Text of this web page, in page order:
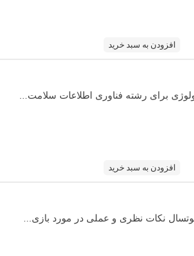
افزودن به سبد خرید
برای رشته فناوری اطلاعات سلامت...
افزودن به سبد خرید
نکات نظری و عملی در مورد بازی...